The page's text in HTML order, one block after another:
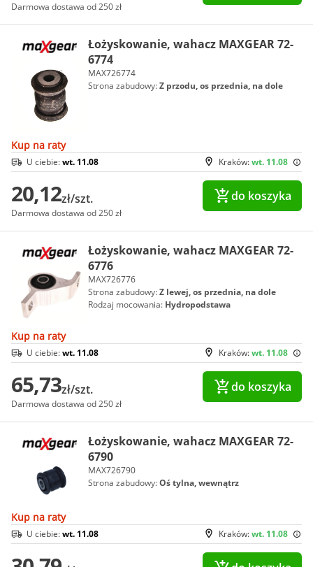
Darmowa dostawa od 250 zł
Łożyskowanie, wahacz MAXGEAR 72-
6774
MAX726774
Strona zabudowy:Z przodu, os przednia, na dole
Kup na raty
Kraków:wt. 11.08
U ciebie:wt. 11.08
20,12zł/szt.
Darmowa dostawa od 250 zł
do koszyka
Łożyskowanie, wahacz MAXGEAR 72-
6776
MAX726776
Strona zabudowy:Z lewej, os przednia, na dole
Rodzaj mocowania: Hydropodstawa
Kup na raty
Kraków:wt. 11.08
U ciebie:wt. 11.08
65,73zł/szt.
Darmowa dostawa od 250 zł
do koszyka
Łożyskowanie, wahacz MAXGEAR 72-
6790
MAX726790
Strona zabudowy:Oś tylna, wewnątrz
Kup na raty
Kraków:wt. 11.08
U ciebie:wt. 11.08